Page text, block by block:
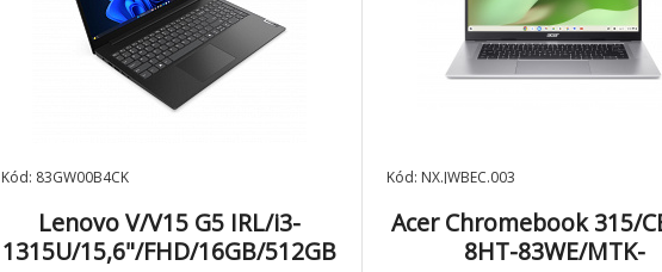
Kód: 83GW00B4CK
Lenovo V/V15 G5 IRL/i3-
1315U/15,6"/FHD/16GB/512GB
Kód: NX.JWBEC.003
Acer Chromebook 315/
8HT-83WE/MTK-